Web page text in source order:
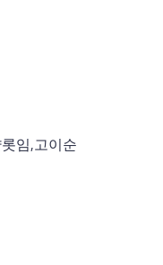
임,고이순